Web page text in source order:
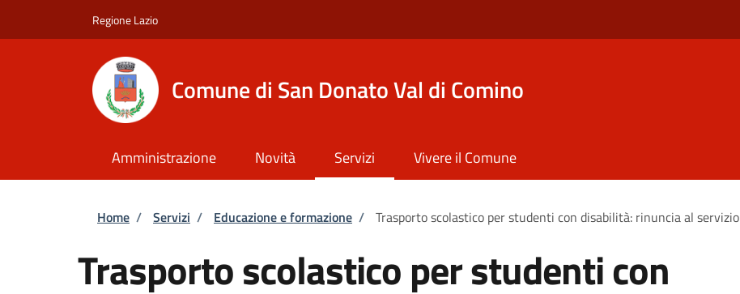
Regione Lazio
Comune di San Donato Val di Comino
Amministrazione Novità Servizi Vivere il Comune
Briciole di pane
Home / Servizi / Educazione e formazione / Trasporto scolastico per studenti con disabilità: rinuncia al servizio
Trasporto scolastico per studenti con